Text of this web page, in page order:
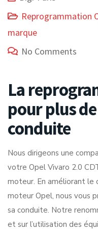
Reprogrammation
marque
No Comments
La
pour plus
conduite
Nous dirigeons une
votre Opel Vivaro 2.0
moteur. En améliorant le
moteur Opel, nous vous
sa conduite. Notre
et sur l’utilisation des